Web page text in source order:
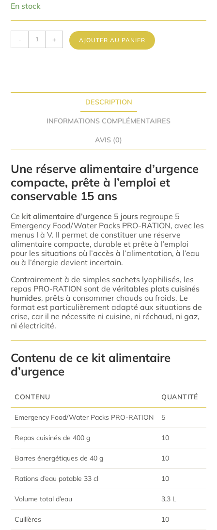
En stock
- + AJOUTER AU PANIER
DESCRIPTION
INFORMATIONS COMPLÉMENTAIRES
AVIS (0)
Une réserve alimentaire d’urgence
compacte, prête à l’emploi et
conservable 15 ans
Ce kit alimentaire d’urgence 5 jours regroupe 5
Emergency Food/Water Packs PRO-RATION, avec les
menus I à V. Il permet de constituer une réserve
alimentaire compacte, durable et prête à l’emploi
pour les situations où l’accès à l’alimentation, à l’eau
ou à l’énergie devient incertain.
Contrairement à de simples sachets lyophilisés, les
repas PRO-RATION sont devéritables plats cuisinés
humides, prêts à consommer chauds ou froids. Le
format est particulièrement adapté aux situations de
crise, car il ne nécessite ni cuisine, ni réchaud, ni gaz,
ni électricité.
Contenu de ce kit alimentaire
d’urgence
CONTENU QUANTITÉ
Emergency Food/Water Packs PRO-RATION 5
Repas cuisinés de 400 g 10
Barres énergétiques de 40 g 10
Rations d’eau potable 33 cl 10
Volume total d’eau 3,3 L
Cuillères 10